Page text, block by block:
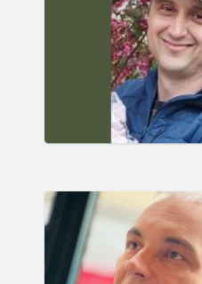
Herr
Plohotnichenko